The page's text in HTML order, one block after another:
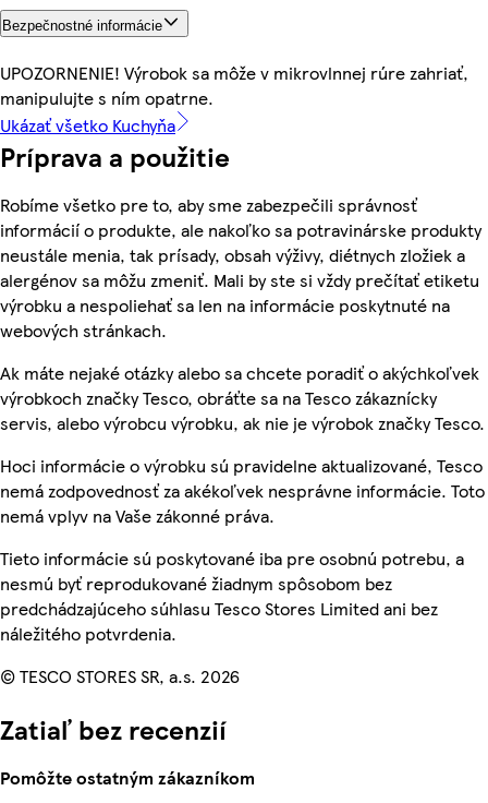
Bezpečnostné informácie
UPOZORNENIE! Výrobok sa môže v mikrovlnnej rúre zahriať,
manipulujte s ním opatrne.
Ukázať všetko Kuchyňa
Príprava a použitie
Robíme všetko pre to, aby sme zabezpečili správnosť
informácií o produkte, ale nakoľko sa potravinárske produkty
neustále menia, tak prísady, obsah výživy, diétnych zložiek a
alergénov sa môžu zmeniť. Mali by ste si vždy prečítať etiketu
výrobku a nespoliehať sa len na informácie poskytnuté na
webových stránkach.
Ak máte nejaké otázky alebo sa chcete poradiť o akýchkoľvek
výrobkoch značky Tesco, obráťte sa na Tesco zákaznícky
servis, alebo výrobcu výrobku, ak nie je výrobok značky Tesco.
Hoci informácie o výrobku sú pravidelne aktualizované, Tesco
nemá zodpovednosť za akékoľvek nesprávne informácie. Toto
nemá vplyv na Vaše zákonné práva.
Tieto informácie sú poskytované iba pre osobnú potrebu, a
nesmú byť reprodukované žiadnym spôsobom bez
predchádzajúceho súhlasu Tesco Stores Limited ani bez
náležitého potvrdenia.
© TESCO STORES SR, a.s. 2026
Zatiaľ bez recenzií
Pomôžte ostatným zákazníkom